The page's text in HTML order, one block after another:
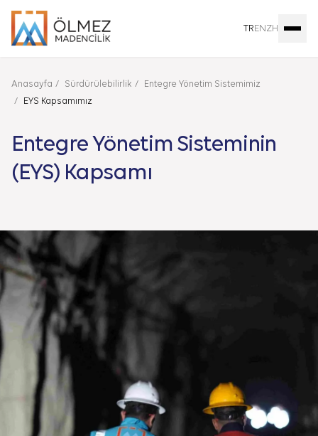
TRENZH
Anasayfa Sürdürülebilirlik
Entegre Yönetim Sistemimiz
EYS Kapsamımız
Entegre Yönetim Sisteminin
(EYS) Kapsamı